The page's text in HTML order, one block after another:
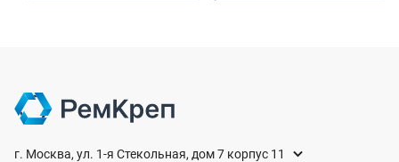
г. Москва, ул. 1-я Стекольная, дом 7 корпус 11